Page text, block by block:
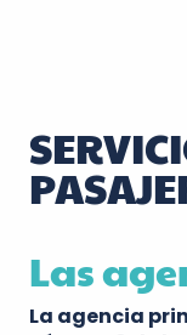
Las
La agencia